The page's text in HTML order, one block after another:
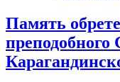
Память
преподобного